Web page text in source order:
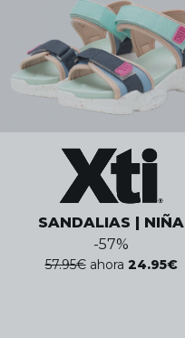
SANDALIAS | NIÑA
-57%
57.95€ ahora 24.95€